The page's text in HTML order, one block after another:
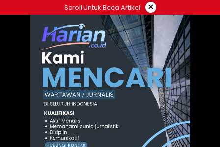
ke
Scroll Untuk Baca Artikel ×